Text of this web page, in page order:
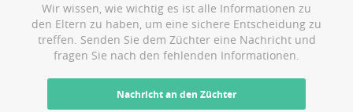
Wir wissen, wie wichtig es ist alle Informationen zu
den Eltern zu haben, um eine sichere Entscheidung zu
treffen. Senden Sie dem Züchter eine Nachricht und
fragen Sie nach den fehlenden Informationen.
Nachricht an den Züchter